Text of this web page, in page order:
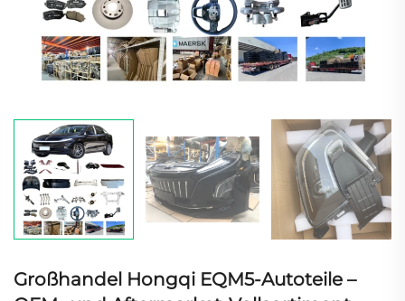
Großhandel Hongqi EQM5-Autoteile –